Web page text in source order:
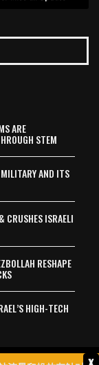
ARE
STEM
AND ITS
CRUSHES ISRAELI
RESHAPE
HIGH-TECH
x